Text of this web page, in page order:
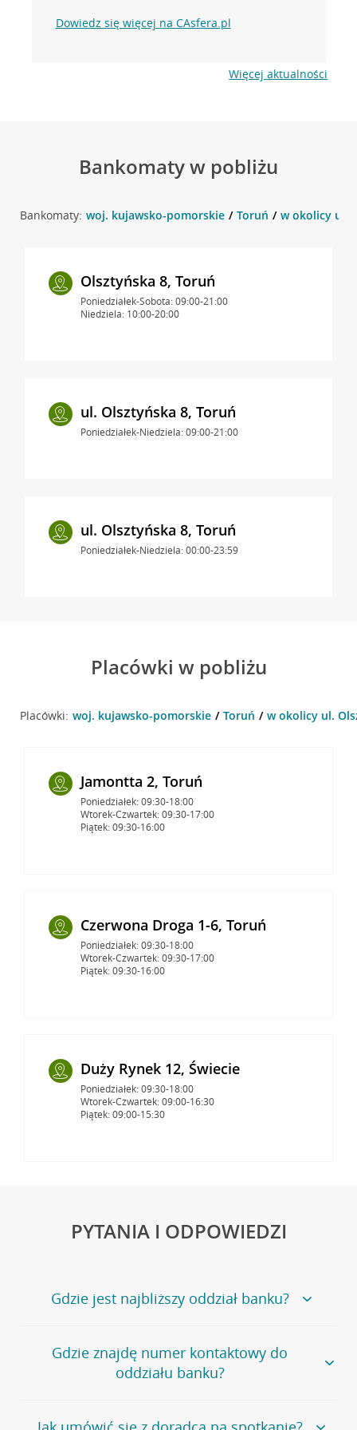
Dowiedz się więcej na CAsfera.pl
Więcej aktualności
Bankomaty w pobliżu
Bankomaty: woj. kujawsko-pomorskie Toruń w okolicy ul.
Olsztyńska 8, Toruń
Poniedziałek-Sobota: 09:00-21:00
Niedziela: 10:00-20:00
ul. Olsztyńska 8, Toruń
Poniedziałek-Niedziela: 09:00-21:00
ul. Olsztyńska 8, Toruń
Poniedziałek-Niedziela: 00:00-23:59
Placówki w pobliżu
Placówki: woj. kujawsko-pomorskie Toruń w okolicy ul.
Jamontta 2, Toruń
Poniedziałek: 09:30-18:00
Wtorek-Czwartek: 09:30-17:00
Piątek: 09:30-16:00
Czerwona Droga 1-6, Toruń
Poniedziałek: 09:30-18:00
Wtorek-Czwartek: 09:30-17:00
Piątek: 09:30-16:00
Duży Rynek 12, Świecie
Poniedziałek: 09:30-18:00
Wtorek-Czwartek: 09:00-16:30
Piątek: 09:00-15:30
PYTANIA I ODPOWIEDZI
Gdzie jest najbliższy oddział banku?
Jeśli szukasz oddziału naszego banku, zapraszamy na
stronęPlacówki i bankomaty, na której znajduje się
wygodna wyszukiwarka.
oddziałów
Gdzie znajdę numer kontaktowy do
oddziału banku?
Bank Credit Agricole nie udostępnia ogólnego numeru